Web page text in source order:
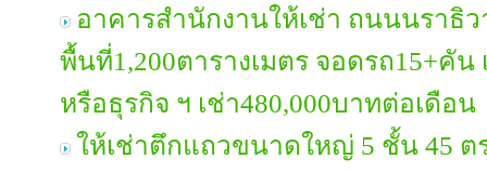
อาคารสำนักงานให้เช่า ถนนนราธิว
พื้นที่1,200ตารางเมตร จอดรถ15+คัน
หรือธุรกิจ ฯ เช่า480,000บาทต่อเดือน
ให้เช่าตึกแถวขนาดใหญ่ 5 ชั้น 45 ต